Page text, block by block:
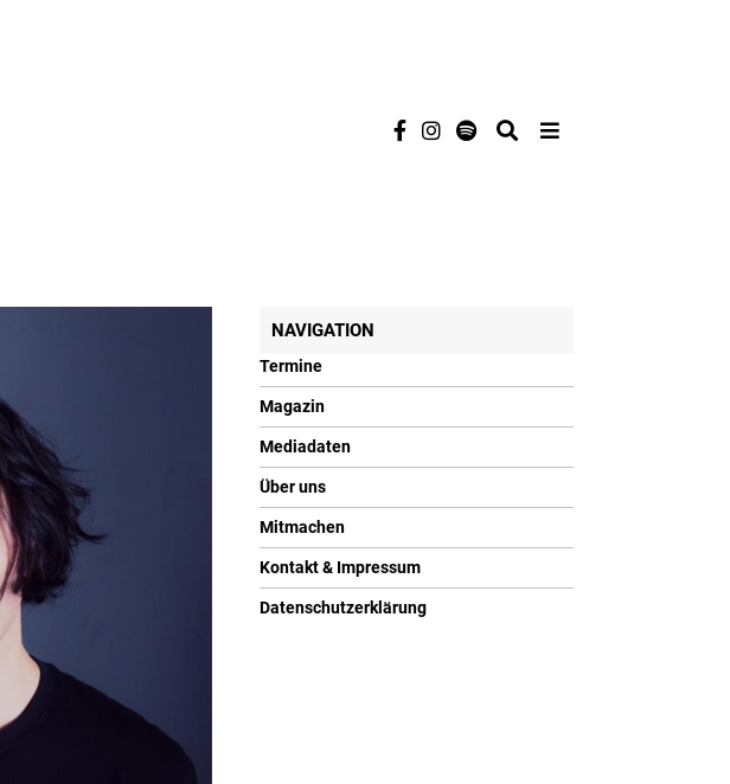
NAVIGATION
Termine
Magazin
Mediadaten
Über uns
Mitmachen
Kontakt & Impressum
Datenschutzerklärung